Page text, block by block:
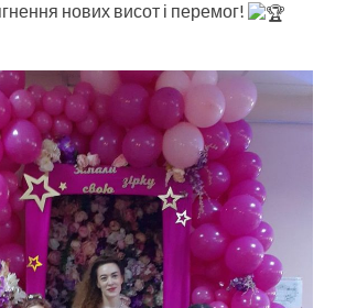
нових висот і перемог!